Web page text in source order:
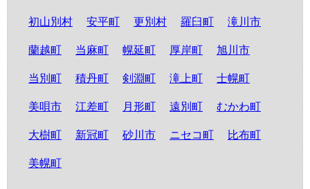
初山別村 安平町 更別村 羅臼町 滝川市
蘭越町 当麻町 幌延町 厚岸町 旭川市
当別町 積丹町 剣淵町 滝上町 士幌町
美唄市 江差町 月形町 遠別町 むかわ町
大樹町 新冠町 砂川市 ニセコ町 比布町
美幌町